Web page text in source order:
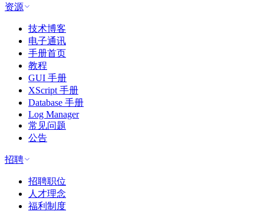
资源
技术博客
电子通讯
手册首页
教程
GUI 手册
XScript 手册
Database 手册
Log Manager
常见问题
公告
招聘
招聘职位
人才理念
福利制度